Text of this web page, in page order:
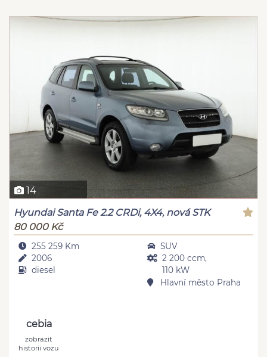
14
Hyundai Santa Fe 2.2 CRDi, 4X4, nová STK
80 000 Kč
255 259 Km
2006
diesel
SUV
2 200 ccm,
110 kW
Hlavní město Praha
cebia
zobrazit
historii vozu